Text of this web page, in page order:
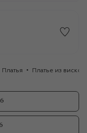
Платья Платье из